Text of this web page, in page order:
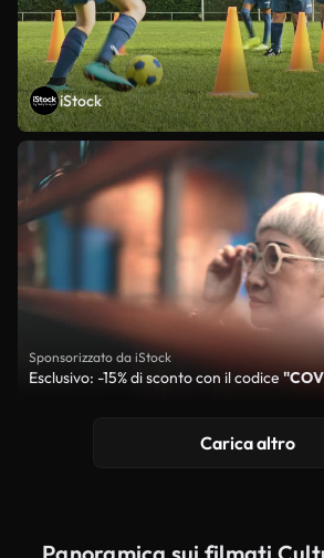
iStock
Sponsorizzato da iStock
Esclusivo: -15% di sconto con il codice
Carica altro